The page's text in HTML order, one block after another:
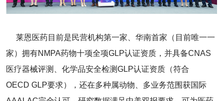
莱恩医药目前是民营机构第一家、华南首家（目前唯一一
家）拥有NMPA药物十项全项GLP认证资质，并具备CNAS
医疗器械评测、化学品安全检测GLP认证资质（符合
OECD GLP要求），还在多种属动物、多业务范围获国际